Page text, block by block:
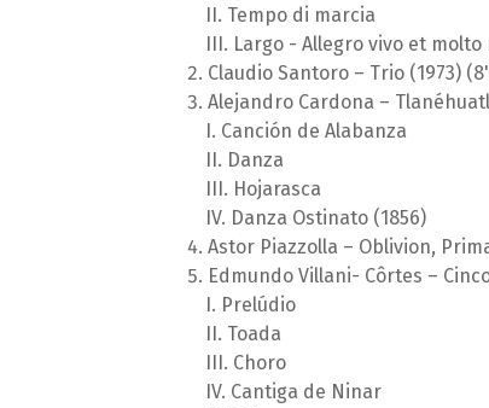
Tempo di marcia
Largo - Allegro vivo et
Claudio Santoro – Trio (1973)
Alejandro Cardona –
Canción de Alabanza
Danza
Hojarasca
Danza Ostinato (1856)
Astor Piazzolla – Oblivion,
Edmundo Villani- Côrtes –
Prelúdio
Toada
Choro
Cantiga de Ninar